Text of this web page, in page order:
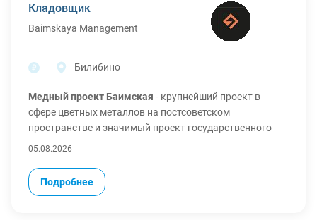
Кладовщик
Baimskaya Management
Билибино
Медный проект Баимская - крупнейший проект в
сфере цветных металлов на постсоветском
пространстве и значимый проект государственного
масштаба, реализуемый в Чукотском автономном
Обязанности:
Успешно обеспечивать стандартизацию и выполнение
Подробнее
05.08.2026